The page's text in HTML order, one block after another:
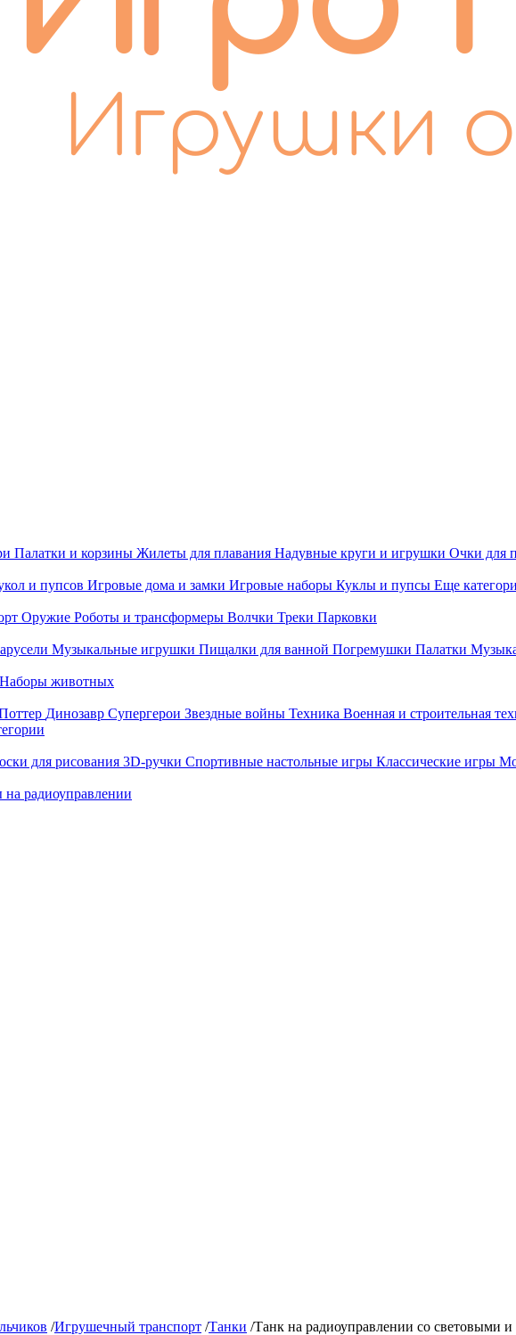
Палатки и корзины Жилеты для плавания Надувные круги и игрушки Очки для
и пупсов Игровые дома и замки Игровые наборы Куклы и пупсы Еще
Оружие Роботы и трансформеры Волчки Треки Парковки
Музыкальные игрушки Пищалки для ванной Погремушки Палатки
Наборы животных
Динозавр Супергерои Звездные войны Техника Военная и строительная
для рисования 3D-ручки Спортивные настольные игры Классические игры
на радиоуправлении
/Игрушечный транспорт /Танки /Танк на радиоуправлении со световыми